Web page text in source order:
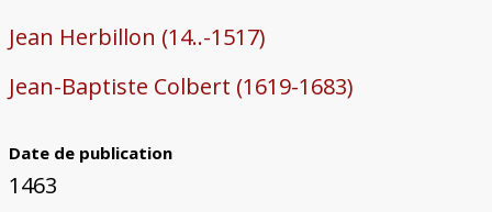
Jean Herbillon (14..-1517)
Jean-Baptiste Colbert (1619-1683)
Date de publication
1463